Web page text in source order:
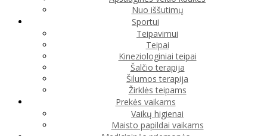
Nuo iššutimų
Sportui
Teipavimui
Teipai
Kineziologiniai teipai
Šalčio terapija
Šilumos terapija
Žirklės teipams
Prekės vaikams
Vaikų higienai
Maisto papildai vaikams